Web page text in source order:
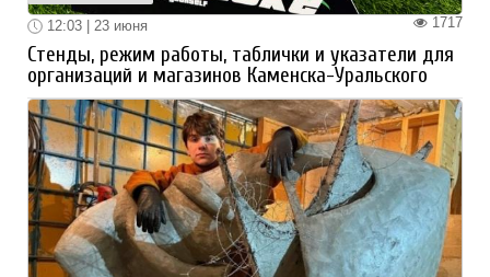
1717
12:03 | 23 июня
Стенды, режим работы, таблички и указатели для
организаций и магазинов Каменска-Уральского